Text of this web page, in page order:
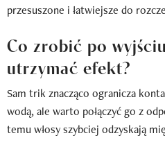
przesuszone i łatwiejsze do
Co zrobić po
utrzymać efekt?
Sam trik znacząco ogranicza
wodą, ale warto połączyć go z
temu włosy szybciej odzyskają